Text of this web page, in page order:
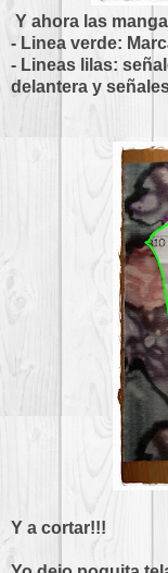
Y ahora las
- Linea verde:
- Lineas lilas:
delantera y
Y a cortar!!!